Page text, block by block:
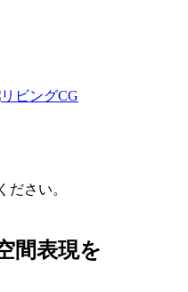
ださい。
間表現を